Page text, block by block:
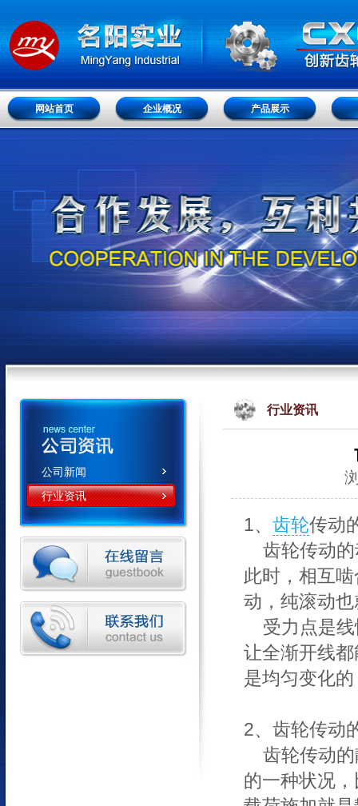
网站首页
网站首页
企业概况
企业概况
产品展示
产品展示
公司新闻
行业资讯
行业资讯
1、 齿轮传动
齿轮传动的
此时，相互
动，纯滚动
受力点是线
让全渐开线
是均匀变化
2、齿轮传动
齿轮传动的
的一种状况